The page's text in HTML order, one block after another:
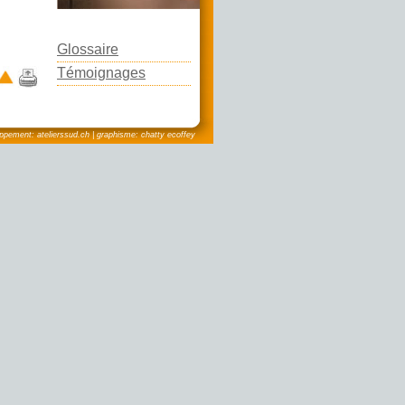
Glossaire
Témoignages
atelierssud.ch | graphisme: chatty ecoffey